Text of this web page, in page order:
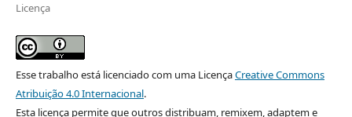
Licença
Esse trabalho está licenciado com uma LicençaCreative Commons
Atribuição 4.0 Internacional.
Esta licença permite que outros distribuam, remixem, adaptem e